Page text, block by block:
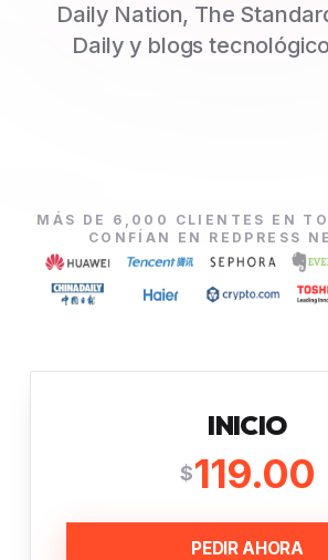
Daily Nation, The
Daily y blogs
MÁS DE 6,000 CLIENTES EN
CONFÍAN EN REDPRESS
INICIO
$119.00
PEDIR AHORA